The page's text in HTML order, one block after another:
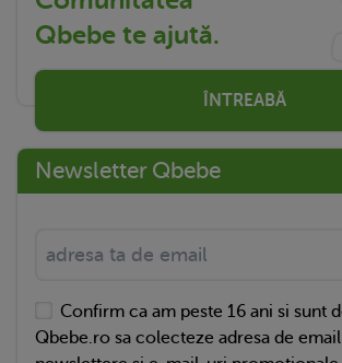
Qbebe te ajută.
ÎNTREABĂ
Newsletter Qbebe
Confirm ca am peste 16 ani si sunt
Qbebe.ro sa colecteze adresa de